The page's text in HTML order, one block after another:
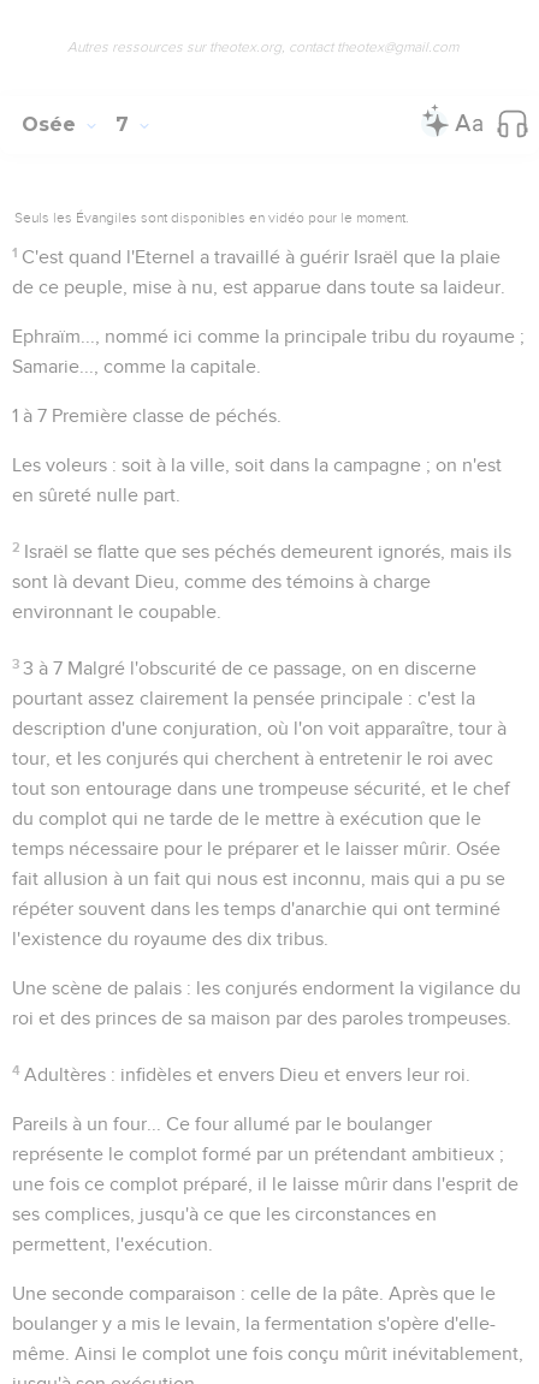
Autres ressources sur theotex.org, contact theotex@gmail.com
Osée 7
Seuls les Évangiles sont disponibles en vidéo pour le moment.
1 C'est quand l'Eternel a travaillé à guérir Israël que la plaie
de ce peuple, mise à nu, est apparue dans toute sa laideur.
Ephraïm...
, nommé ici comme la principale tribu du royaume ;
Samarie...
, comme la capitale.
1 à 7 Première classe de péchés.
Les voleurs : soit à la ville, soit dans la campagne ; on n'est
en sûreté nulle part.
2 Israël se flatte que ses péchés demeurent ignorés, mais ils
sont là devant Dieu, comme des témoins à charge
environnant le coupable.
3 3 à 7 Malgré l'obscurité de ce passage, on en discerne
pourtant assez clairement la pensée principale : c'est la
description d'une conjuration, où l'on voit apparaître, tour à
tour, et les conjurés qui cherchent à entretenir le roi avec
tout son entourage dans une trompeuse sécurité, et le chef
du complot qui ne tarde de le mettre à exécution que le
temps nécessaire pour le préparer et le laisser mûrir. Osée
fait allusion à un fait qui nous est inconnu, mais qui a pu se
répéter souvent dans les temps d'anarchie qui ont terminé
l'existence du royaume des dix tribus.
Une scène de palais : les conjurés endorment la vigilance du
roi et des princes de sa maison par des paroles trompeuses.
4 Adultères : infidèles et envers Dieu et envers leur roi.
Pareils à un four...
Ce four allumé par le boulanger
représente le complot formé par un prétendant ambitieux ;
une fois ce complot préparé, il le laisse mûrir dans l'esprit de
ses complices, jusqu'à ce que les circonstances en
permettent, l'exécution.
Une seconde comparaison : celle de la pâte . Après que le
boulanger y a mis le levain, la fermentation s'opère d'elle-
même. Ainsi le complot une fois conçu mûrit inévitablement,